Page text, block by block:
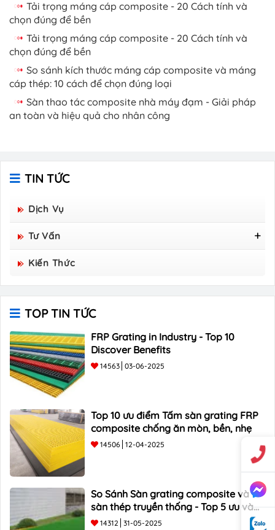
Tải trọng máng cáp composite - 20 Cách tính và
chọn đúng để bền
Tải trọng máng cáp composite - 20 Cách tính và
chọn đúng để bền
So sánh kích thước máng cáp composite và máng
cáp thép: 10 cách để chọn đúng loại
Sàn thao tác composite nhà máy đạm - Giải pháp
an toàn và hiệu quả cho nhân công
TIN TỨC
Dịch Vụ
Tư Vấn
Tấm Sàn Grating Composite FRP - Hòa Bình
Group Sản Xuất
Kiến Thức
TOP TIN TỨC
FRP Grating in Industry - Top 10
Discover Benefits
14563 03-06-2025
Top 10 ưu điểm Tấm sàn grating FRP
composite chống ăn mòn, bền, nhẹ
14506 12-04-2025
So Sánh Sàn grating composite và
sàn thép truyền thống - Top 5 ưu và
nhược điểm
14312 31-05-2025